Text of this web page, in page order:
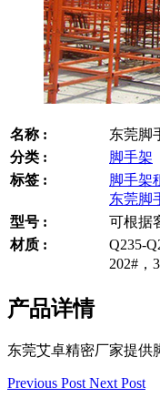
名称 :
东莞脚
分类 :
脚手架
标签 :
脚手架
东莞脚
型号 :
可根据
材质 :
Q235-
202#，
产品详情
东莞艾卓精密厂家提供
Previous Post Next Post